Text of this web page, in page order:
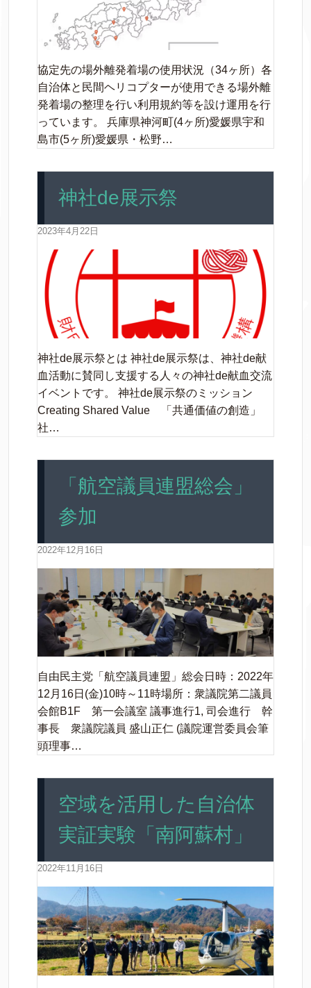
協定先の場外離発着場の使用状況（34ヶ所）各
自治体と民間ヘリコプターが使用できる場外離
発着場の整理を行い利用規約等を設け運用を行
っています。 兵庫県神河町(4ヶ所)愛媛県宇和
島市(5ヶ所)愛媛県・松野…
神社de展示祭
2023年4月22日
神社de展示祭とは 神社de展示祭は、神社de献
血活動に賛同し支援する人々の神社de献血交流
イベントです。 神社de展示祭のミッション
Creating Shared Value 「共通価値の創造」
社…
「航空議員連盟総会」
参加
2022年12月16日
自由民主党「航空議員連盟」総会日時：2022年
12月16日(金)10時～11時場所：衆議院第二議員
会館B1F 第一会議室 議事進行1, 司会進行 幹
事長 衆議院議員 盛山正仁 (議院運営委員会筆
頭理事…
空域を活用した自治体
実証実験「南阿蘇村」
2022年11月16日